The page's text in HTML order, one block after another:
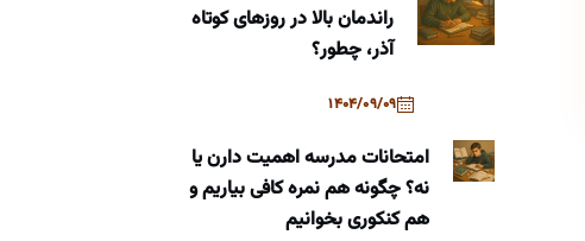
راندمان بالا در روزهای کوتاه
آذر، چطور؟
1404/09/09
امتحانات مدرسه اهمیت دارن یا
نه؟ چگونه هم نمره کافی بیاریم و
هم کنکوری بخوانیم